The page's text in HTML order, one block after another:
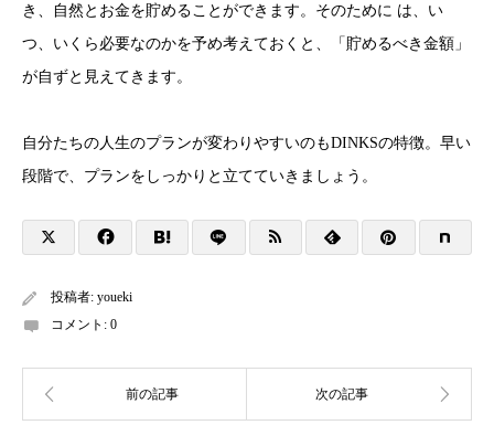
き、自然とお金を貯めることができます。そのために は、い
つ、いくら必要なのかを予め考えておくと、「貯めるべき金額」
が自ずと見えてきます。
自分たちの人生のプランが変わりやすいのもDINKSの特徴。早い
段階で、プランをしっかりと立てていきましょう。
投稿者: youeki
コメント: 0